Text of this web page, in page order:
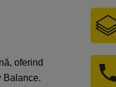
oferind
Balance.